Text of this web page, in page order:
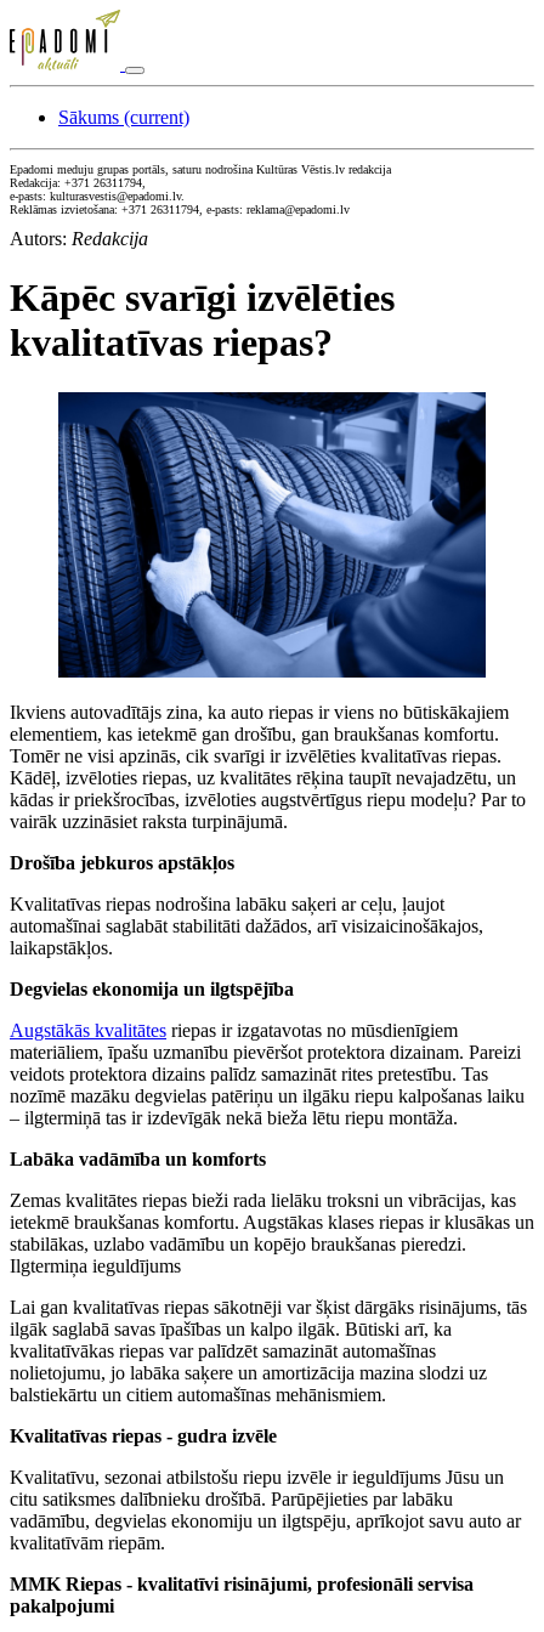
Sākums (current)
Epadomi meduju grupas portāls, saturu nodrošina Kultūras Vēstis.lv redakcija
Redakcija: +371 26311794,
e-pasts: kulturasvestis@epadomi.lv.
Reklāmas izvietošana: +371 26311794, e-pasts: reklama@epadomi.lv
Autors: Redakcija
Kāpēc svarīgi izvēlēties
kvalitatīvas riepas?
Ikviens autovadītājs zina, ka auto riepas ir viens no būtiskākajiem
elementiem, kas ietekmē gan drošību, gan braukšanas komfortu.
Tomēr ne visi apzinās, cik svarīgi ir izvēlēties kvalitatīvas riepas.
Kādēļ, izvēloties riepas, uz kvalitātes rēķina taupīt nevajadzētu, un
kādas ir priekšrocības, izvēloties augstvērtīgus riepu modeļu? Par to
vairāk uzzināsiet raksta turpinājumā.
Drošība jebkuros apstākļos
Kvalitatīvas riepas nodrošina labāku saķeri ar ceļu, ļaujot
automašīnai saglabāt stabilitāti dažādos, arī visizaicinošākajos,
laikapstākļos.
Degvielas ekonomija un ilgtspējība
Augstākās kvalitātes riepas ir izgatavotas no mūsdienīgiem
materiāliem, īpašu uzmanību pievēršot protektora dizainam. Pareizi
veidots protektora dizains palīdz samazināt rites pretestību. Tas
nozīmē mazāku degvielas patēriņu un ilgāku riepu kalpošanas laiku
– ilgtermiņā tas ir izdevīgāk nekā bieža lētu riepu montāža.
Labāka vadāmība un komforts
Zemas kvalitātes riepas bieži rada lielāku troksni un vibrācijas, kas
ietekmē braukšanas komfortu. Augstākas klases riepas ir klusākas un
stabilākas, uzlabo vadāmību un kopējo braukšanas pieredzi.
Ilgtermiņa ieguldījums
Lai gan kvalitatīvas riepas sākotnēji var šķist dārgāks risinājums, tās
ilgāk saglabā savas īpašības un kalpo ilgāk. Būtiski arī, ka
kvalitatīvākas riepas var palīdzēt samazināt automašīnas
nolietojumu, jo labāka saķere un amortizācija mazina slodzi uz
balstiekārtu un citiem automašīnas mehānismiem.
Kvalitatīvas riepas - gudra izvēle
Kvalitatīvu, sezonai atbilstošu riepu izvēle ir ieguldījums Jūsu un
citu satiksmes dalībnieku drošībā. Parūpējieties par labāku
vadāmību, degvielas ekonomiju un ilgtspēju, aprīkojot savu auto ar
kvalitatīvām riepām.
MMK Riepas - kvalitatīvi risinājumi, profesionāli servisa
pakalpojumi